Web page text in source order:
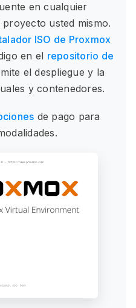
en cualquier
usted mismo.
ISO de Proxmox
en el repositorio de
el despliegue y la
y contenedores.
de pago para